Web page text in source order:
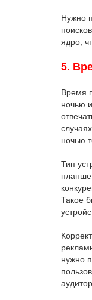
Нужно
ядро,
5.
Время
ночью
ночью
Тип
Такое
нужно